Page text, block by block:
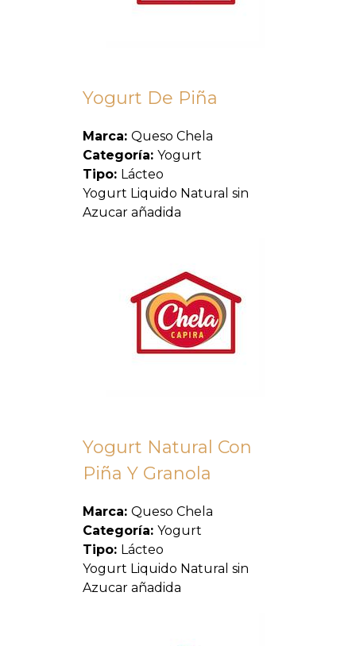
Yogurt De Piña
Marca: Queso Chela
Categoría: Yogurt
Tipo: Lácteo
Yogurt Liquido Natural sin
Azucar añadida
Yogurt Natural Con
Piña Y Granola
Marca: Queso Chela
Categoría: Yogurt
Tipo: Lácteo
Yogurt Liquido Natural sin
Azucar añadida